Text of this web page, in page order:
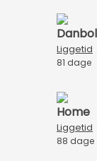
Liggetid
81 dage
Liggetid
88 dage